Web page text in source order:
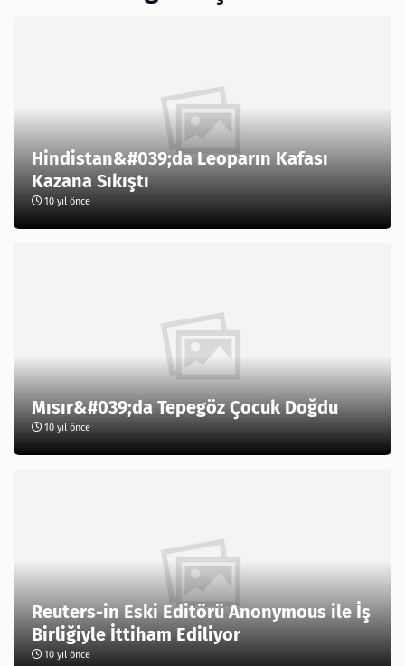
Hindistan&#039;da Leoparın Kafası
Kazana Sıkıştı
10 yıl önce
Mısır&#039;da Tepegöz Çocuk Doğdu
10 yıl önce
Reuters-in Eski Editörü Anonymous ile İş
Birliğiyle İttiham Ediliyor
10 yıl önce